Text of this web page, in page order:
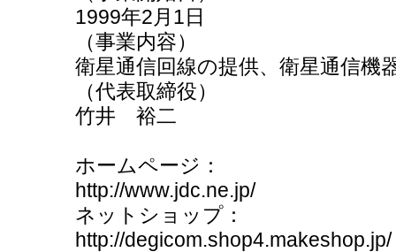
1999年2月1日
（事業内容）
衛星通信回線の提供、衛星通信機
（代表取締役）
竹井 裕二
ホームページ：
http://www.jdc.ne.jp/
ネットショップ：
http://degicom.shop4.makeshop.jp/